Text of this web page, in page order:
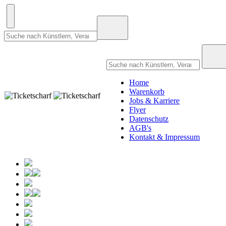
Home
Warenkorb
Jobs & Karriere
Flyer
Datenschutz
AGB's
Kontakt & Impressum